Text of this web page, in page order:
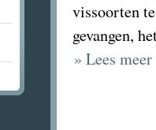
vissoorten
gevangen,
» Lees